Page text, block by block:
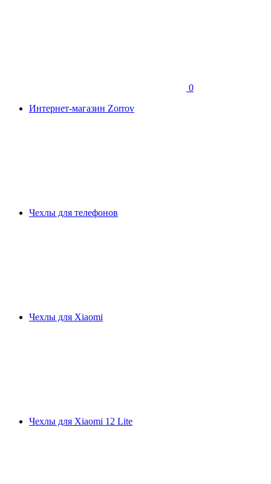
0
Интернет-магазин Zorrov
Чехлы для телефонов
Чехлы для Xiaomi
Чехлы для Xiaomi 12 Lite